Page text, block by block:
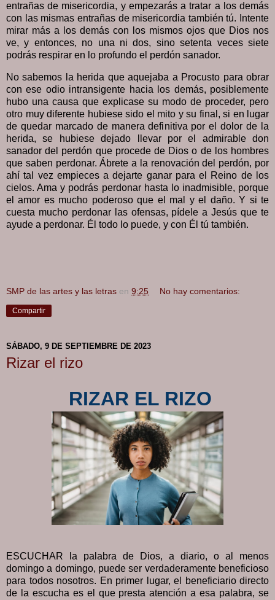
entrañas de misericordia, y empezarás a tratar a los demás
con las mismas entrañas de misericordia también tú. Intente
mirar más a los demás con los mismos ojos que Dios nos
ve, y entonces, no una ni dos, sino setenta veces siete
podrás respirar en lo profundo el perdón sanador.
No sabemos la herida que aquejaba a Procusto para obrar
con ese odio intransigente hacia los demás, posiblemente
hubo una causa que explicase su modo de proceder, pero
otro muy diferente hubiese sido el mito y su final, si en lugar
de quedar marcado de manera definitiva por el dolor de la
herida, se hubiese dejado llevar por el admirable don
sanador del perdón que procede de Dios o de los hombres
que saben perdonar. Ábrete a la renovación del perdón, por
ahí tal vez empieces a dejarte ganar para el Reino de los
cielos. Ama y podrás perdonar hasta lo inadmisible, porque
el amor es mucho poderoso que el mal y el daño. Y si te
cuesta mucho perdonar las ofensas, pídele a Jesús que te
ayude a perdonar. Él todo lo puede, y con Él tú también.
SMP de las artes y las letras en 9:25 No hay comentarios:
Compartir
SÁBADO, 9 DE SEPTIEMBRE DE 2023
Rizar el rizo
RIZAR EL RIZO
ESCUCHAR la palabra de Dios, a diario, o al menos
domingo a domingo, puede ser verdaderamente beneficioso
para todos nosotros. En primer lugar, el beneficiario directo
de la escucha es el que presta atención a esa palabra, se